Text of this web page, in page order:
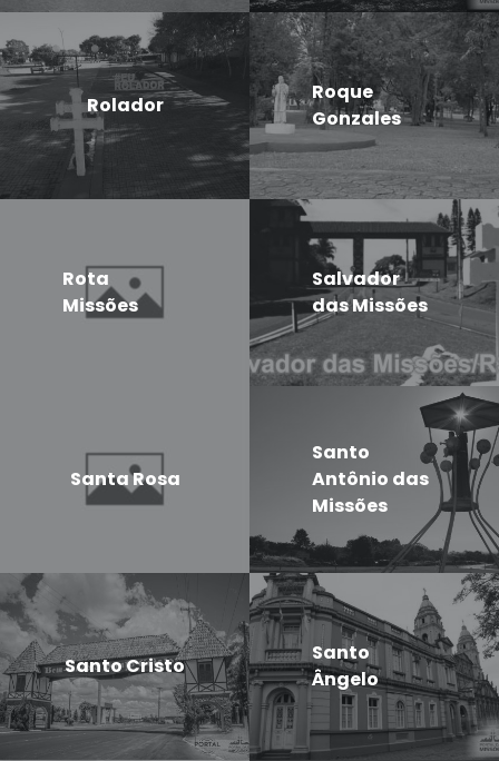
Rolador
Roque
Gonzales
Rota
Missões
Salvador
das Missões
Santa Rosa
Santo
Antônio das
Missões
Santo Cristo
Santo
Ângelo